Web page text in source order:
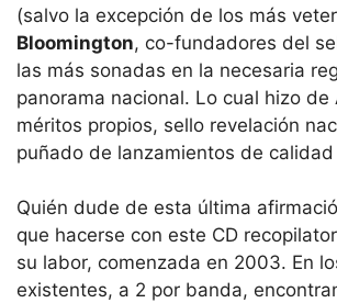
(salvo la excepción de los más
Bloomington, co-fundadores del
las más sonadas en la necesaria
panorama nacional. Lo cual hizo de
méritos propios, sello revelación
puñado de lanzamientos de
Quién dude de esta última
que hacerse con este CD
su labor, comenzada en 2003. En
existentes, a 2 por banda,